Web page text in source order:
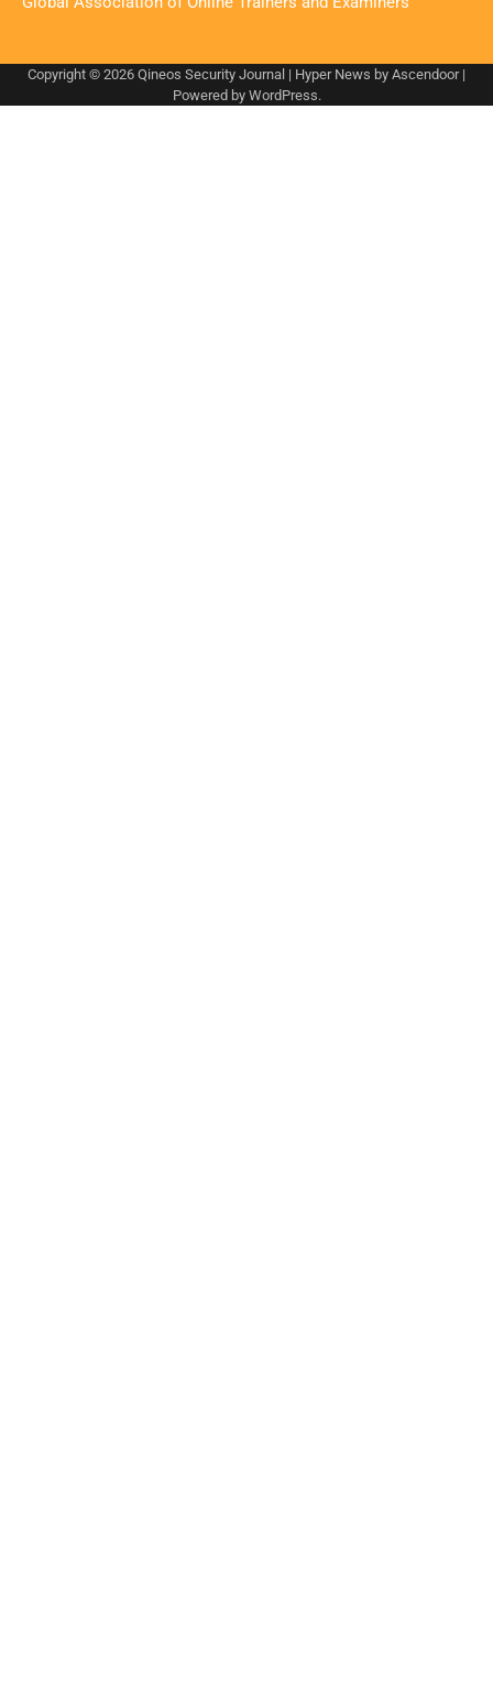
Copyright © 2026 Qineos Security Journal | Hyper News by Ascendoor|
Powered by WordPress.